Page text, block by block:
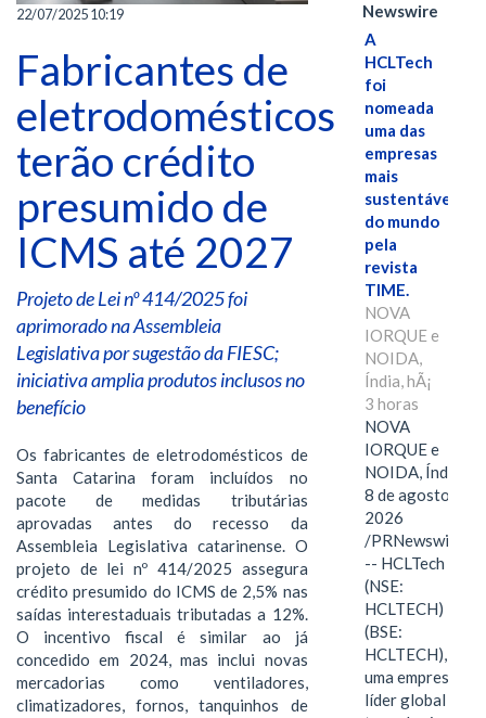
22/07/2025 10:19
Fabricantes de
eletrodomésticos
terão crédito
presumido de
ICMS até 2027
Projeto de Lei nº 414/2025 foi
aprimorado na Assembleia
Legislativa por sugestão da FIESC;
iniciativa amplia produtos inclusos no
benefício
Os fabricantes de eletrodomésticos de
Santa Catarina foram incluídos no
pacote de medidas tributárias
aprovadas antes do recesso da
Assembleia Legislativa catarinense. O
projeto de lei nº 414/2025 assegura
crédito presumido do ICMS de 2,5% nas
saídas interestaduais tributadas a 12%.
O incentivo fiscal é similar ao já
concedido em 2024, mas inclui novas
mercadorias como ventiladores,
climatizadores, fornos, tanquinhos de
Newswire
A
HCLTech
foi
nomeada
uma das
empresas
mais
sustentáveis
do mundo
pela
revista
TIME.
NOVA
IORQUE e
NOIDA,
Índia, hÃ¡
3 horas
NOVA
IORQUE e
NOIDA, Índia,
8 de agosto de
2026
/PRNewswire/
-- HCLTech
(NSE:
HCLTECH)
(BSE:
HCLTECH),
uma empresa
líder global em